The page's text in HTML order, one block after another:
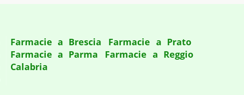
Farmacie a Brescia
Farmacie a Prato
Farmacie a Parma
Farmacie a Reggio
Calabria